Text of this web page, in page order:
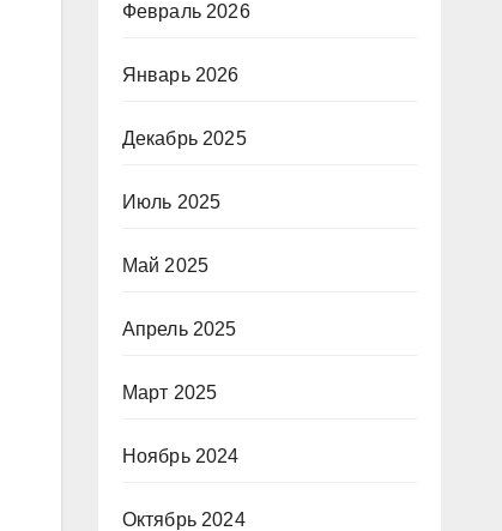
Февраль 2026
Январь 2026
Декабрь 2025
Июль 2025
Май 2025
Апрель 2025
Март 2025
Ноябрь 2024
Октябрь 2024